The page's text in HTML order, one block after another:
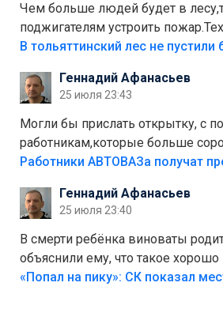
Чем больше людей будет в
поджигателям устроить
костры,тех надо безбожно
Штрафы мизерные.
Геннадий Афанасьев
25 июля 23:43
Могли бы прислать открытку, с
работникам,которые больше
на предприятии.
Работники АВТОВАЗа получат
Геннадий Афанасьев
25 июля 23:40
В смерти ребёнка виноваты
объяснили ему, что такое хорошо
Лезть через такой забор,верх